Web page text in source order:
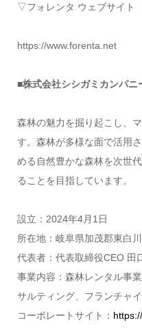
▽フォレンタ ウェブサイト
https://www.forenta.net
■株式会社シシガミカンパニ
森林の魅⼒を掘り起こし、
す。森林が多様な⾯で活⽤
める⾃然豊かな森林を次世
ることを⽬指しています。
設立：2024年4月1日
所在地：岐阜県加茂郡東白
代表者：代表取締役CEO 田
事業内容：森林レンタル事
サルティング、フランチャ
コーポレートサイト：